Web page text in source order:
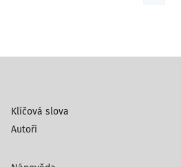
Klíčová slova
Autoři